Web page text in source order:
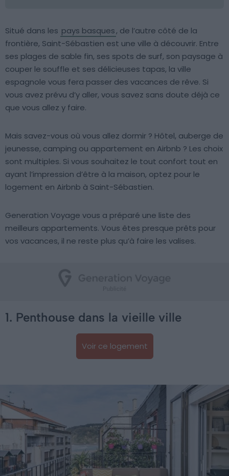
Situé dans les pays basques, de l’autre côté de la
frontière, Saint-Sébastien est une ville à découvrir. Entre
ses plages de sable fin, ses spots de surf, son paysage à
couper le souffle et ses délicieuses tapas, la ville
espagnole vous fera passer des vacances de rêve. Si
vous avez prévu d’y aller, vous savez sans doute déjà ce
que vous allez y faire.
Mais savez-vous où vous allez dormir ? Hôtel, auberge de
jeunesse, camping ou appartement en Airbnb ? Les choix
sont multiples. Si vous souhaitez le tout confort tout en
ayant l’impression d’être à la maison, optez pour le
logement en Airbnb à Saint-Sébastien.
Generation Voyage vous a préparé une liste des
meilleurs appartements. Vous êtes presque prêts pour
vos vacances, il ne reste plus qu’à faire les valises.
1. Penthouse dans la vieille ville
Voir ce logement